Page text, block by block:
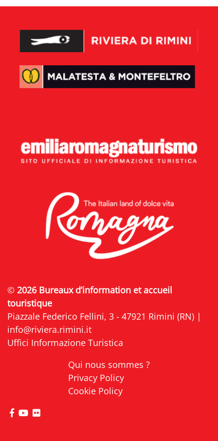
© 2026 Bureaux d’information et accueil
touristique
Piazzale Federico Fellini, 3 - 47921 Rimini (RN) |
info@riviera.rimini.it
Uffici Informazione Turistica
Qui nous sommes ?
Privacy Policy
Cookie Policy
Visitez la page Facebook de Riviera di Rimini
Visitez la page YouTube de Riviera di Rimini
Visitez la page Flickr de Riviera di Rimini